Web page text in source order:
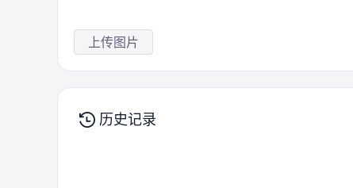
上传图片
历史记录